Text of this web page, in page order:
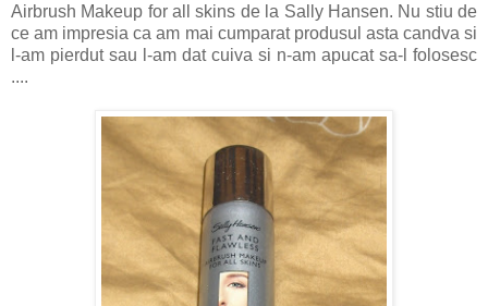
Airbrush Makeup for all skins de la Sally Hansen. Nu stiu de
ce am impresia ca am mai cumparat produsul asta candva si
l-am pierdut sau l-am dat cuiva si n-am apucat sa-l folosesc
....